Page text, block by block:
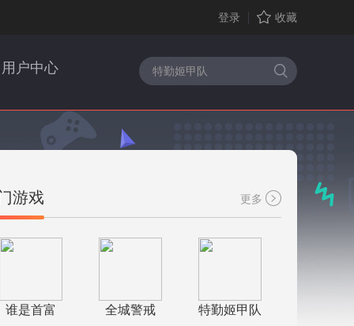
登录 收藏
用户中心
游戏 更多
谁是首富 全城警戒 特勤姬甲队